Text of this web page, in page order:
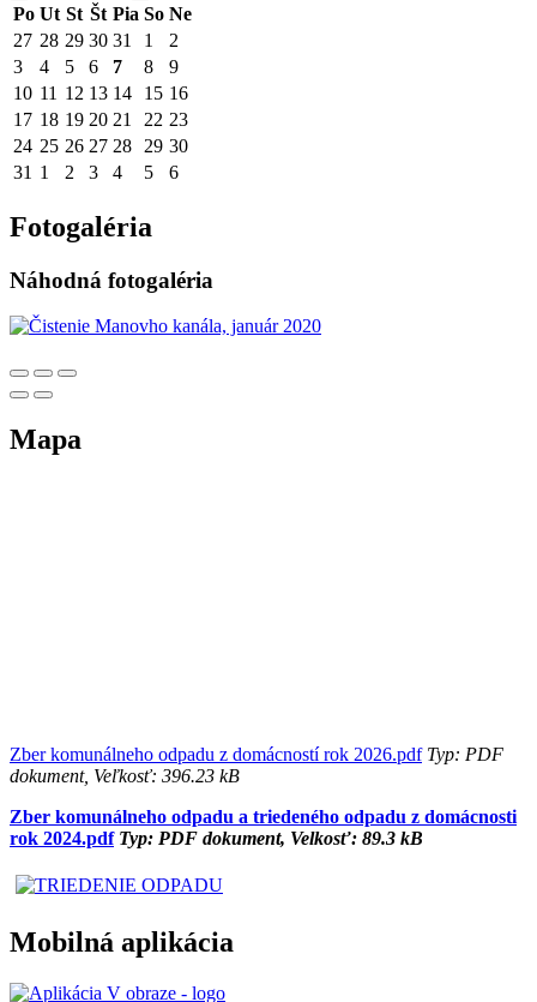
Po Ut St Št Pia So Ne
27 28 29 30 31 1
2
3
4 5 6 7 8
9
10 11 12 13 14 15 16
17 18 19 20 21 22 23
24 25 26 27 28 29 30
31 1 2 3 4 5 6
Fotogaléria
Náhodná fotogaléria
Mapa
Zber komunálneho odpadu z domácností rok 2026.pdfTyp: PDF
dokument, Veľkosť: 396.23 kB
Zber komunálneho odpadu a triedeného odpadu z domácnosti
rok 2024.pdfTyp: PDF dokument, Velkosť: 89.3 kB
Mobilná aplikácia